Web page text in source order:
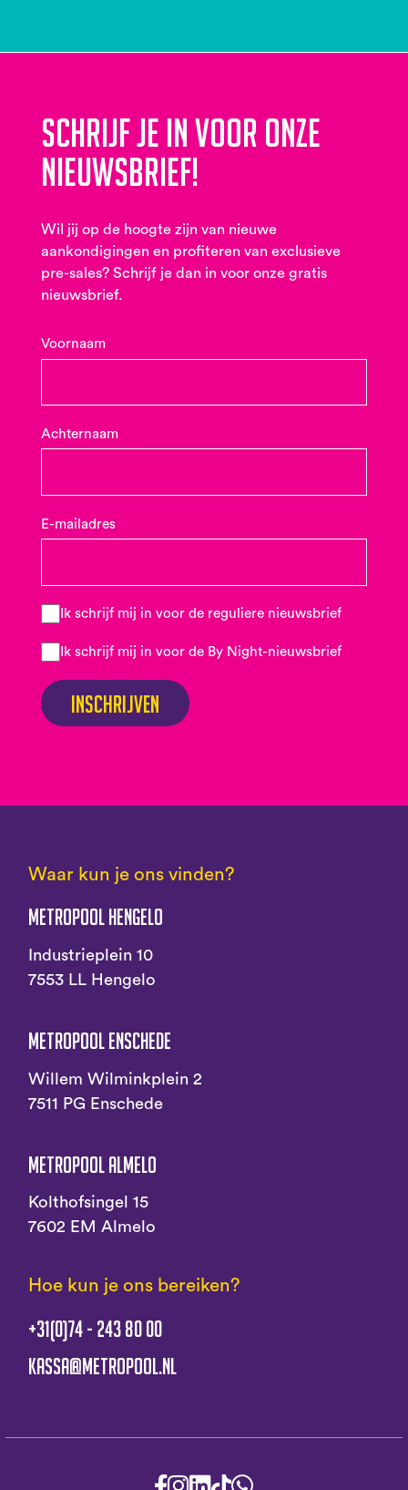
Schrijf je in voor onze
nieuwsbrief!
Wil jij op de hoogte zijn van nieuwe
aankondigingen en profiteren van exclusieve
pre-sales? Schrijf je dan in voor onze gratis
nieuwsbrief.
Voornaam
Achternaam
E-mailadres
Ik schrijf mij in voor de reguliere nieuwsbrief
Ik schrijf mij in voor de By Night-nieuwsbrief
Inschrijven
Waar kun je ons vinden?
Metropool Hengelo
Industrieplein 10
7553 LL Hengelo
Metropool Enschede
Willem Wilminkplein 2
7511 PG Enschede
Metropool Almelo
Kolthofsingel 15
7602 EM Almelo
Hoe kun je ons bereiken?
+31(0)74 - 243 80 00
kassa@metropool.nl